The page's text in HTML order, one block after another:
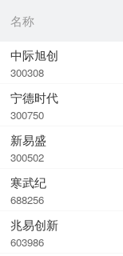
名称
中际旭创
300308
宁德时代
300750
新易盛
300502
寒武纪
688256
兆易创新
603986